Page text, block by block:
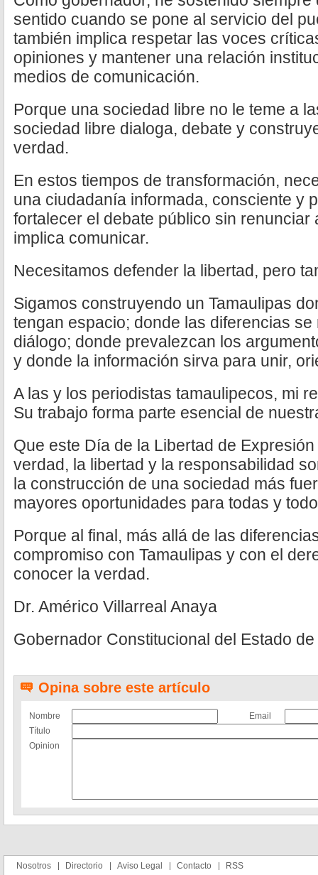
sentido cuando se pone al servicio del
también implica respetar las voces
opiniones y mantener una relación
medios de comunicación.
Porque una sociedad libre no le teme a
sociedad libre dialoga, debate y
verdad.
En estos tiempos de transformación,
una ciudadanía informada, consciente y
fortalecer el debate público sin renunciar
implica comunicar.
Necesitamos defender la libertad, pero
Sigamos construyendo un Tamaulipas
tengan espacio; donde las diferencias
diálogo; donde prevalezcan los
y donde la información sirva para unir,
A las y los periodistas tamaulipecos, mi
Su trabajo forma parte esencial de
Que este Día de la Libertad de
verdad, la libertad y la responsabilidad
la construcción de una sociedad más
mayores oportunidades para todas y
Porque al final, más allá de las
compromiso con Tamaulipas y con el
conocer la verdad.
Dr. Américo Villarreal Anaya
Gobernador Constitucional del Estado
Opina sobre este artículo
Nombre
Email
Título
Opinion
Nosotros Directorio Aviso Legal Contacto RSS